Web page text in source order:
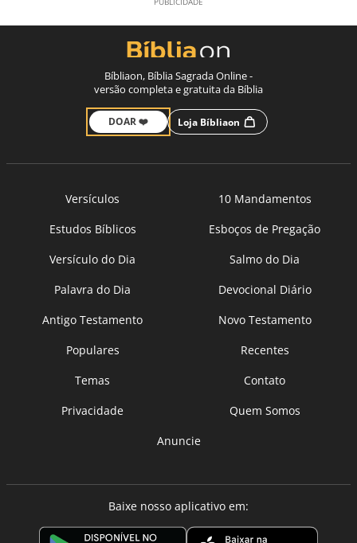
Bíbliaon, Bíblia Sagrada Online -
versão completa e gratuita da Bíblia
DOAR ❤️ Loja Bíbliaon
Versículos
10 Mandamentos
Estudos Bíblicos
Esboços de Pregação
Versículo do Dia
Salmo do Dia
Palavra do Dia
Devocional Diário
Antigo Testamento
Novo Testamento
Populares
Recentes
Temas
Contato
Privacidade
Quem Somos
Anuncie
Baixe nosso aplicativo em: